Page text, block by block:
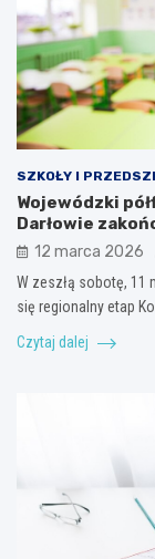
SZKOŁY I
Wojewódzki
Darłowie
12 marca 2026
W zeszłą sobotę, 11
się regionalny etap
Czytaj dalej